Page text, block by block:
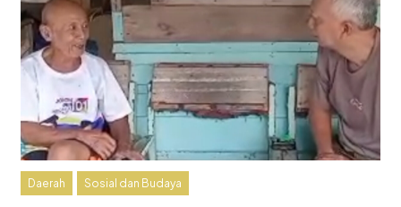
Daerah Sosial dan Budaya